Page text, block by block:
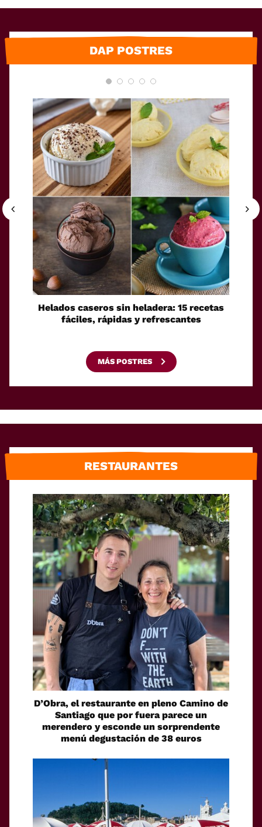
DAP POSTRES
Helados caseros sin heladera: 15 recetas
fáciles, rápidas y refrescantes
MÁS POSTRES
RESTAURANTES
D’Obra, el restaurante en pleno Camino de
Santiago que por fuera parece un
merendero y esconde un sorprendente
menú degustación de 38 euros